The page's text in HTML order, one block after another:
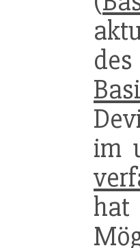
im